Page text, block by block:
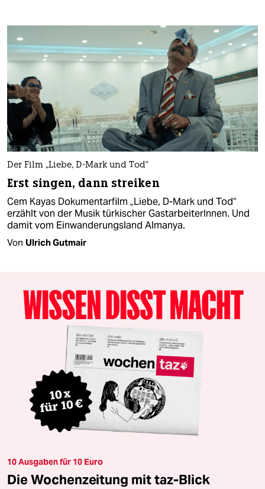
Der Film „Liebe, D-Mark und Tod“
Erst singen, dann streiken
Cem Kayas Dokumentarfilm „Liebe, D-Mark und Tod“
erzählt von der Musik türkischer GastarbeiterInnen. Und
damit vom Einwanderungsland Almanya.
Von Ulrich Gutmair
10 Ausgaben für 10 Euro
Die Wochenzeitung mit taz-Blick